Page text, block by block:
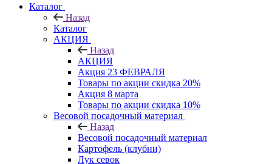
Каталог
Назад
Каталог
АКЦИЯ
Назад
АКЦИЯ
Акция 23 ФЕВРАЛЯ
Товары по акции скидка 20%
Акция 8 марта
Товары по акции скидка 10%
Весовой посадочный материал
Назад
Весовой посадочный материал
Картофель (клубни)
Лук севок